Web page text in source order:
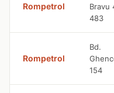
Rompetrol
Bravu
483
Rompetrol
Bd.
154